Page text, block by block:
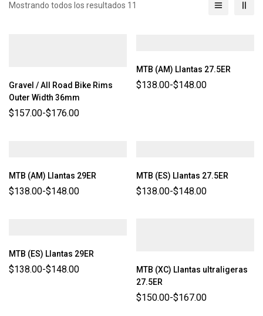
Mostrando todos los resultados 11
Gravel / All Road Bike Rims
Outer Width 36mm
$157.00-$176.00
MTB (AM) Llantas 27.5ER
$138.00-$148.00
MTB (AM) Llantas 29ER
$138.00-$148.00
MTB (ES) Llantas 27.5ER
$138.00-$148.00
MTB (ES) Llantas 29ER
$138.00-$148.00
MTB (XC) Llantas ultraligeras
27.5ER
$150.00-$167.00